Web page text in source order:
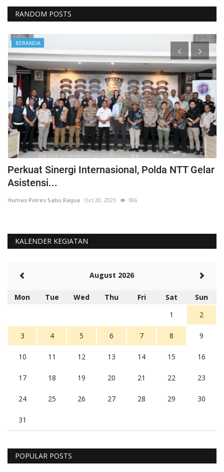
RANDOM POSTS
BERANDA
Perkuat Sinergi Internasional, Polda NTT Gelar
Asistensi...
Humas Polres Sabu Raijua Oct 20, 2025 186
KALENDER KEGIATAN
August 2026
Mon Tue Wed Thu Fri Sat
Sun
1
2
3 4 5 6 7 8 9
10 11 12 13 14 15 16
17 18 19 20 21 22 23
24 25 26 27 28 29 30
31
POPULAR POSTS